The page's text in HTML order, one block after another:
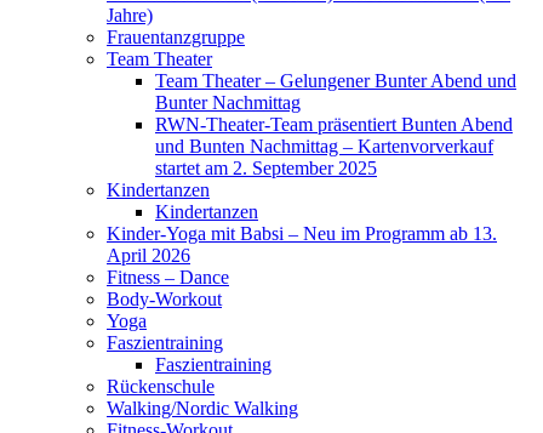
Jahre)
Frauentanzgruppe
Team Theater
Team Theater – Gelungener Bunter Abend und
Bunter Nachmittag
RWN-Theater-Team präsentiert Bunten Abend
und Bunten Nachmittag – Kartenvorverkauf
startet am 2. September 2025
Kindertanzen
Kindertanzen
Kinder-Yoga mit Babsi – Neu im Programm ab 13.
April 2026
Fitness – Dance
Body-Workout
Yoga
Faszientraining
Faszientraining
Rückenschule
Walking/Nordic Walking